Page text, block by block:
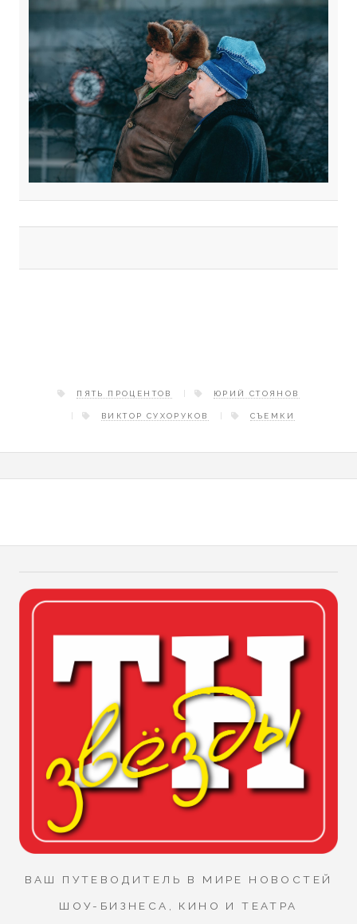
ПЯТЬ ПРОЦЕНТОВ ЮРИЙ СТОЯНОВ
ВИКТОР СУХОРУКОВ СЪЕМКИ
ВАШ ПУТЕВОДИТЕЛЬ В МИРЕ НОВОСТЕЙ
ШОУ-БИЗНЕСА, КИНО И ТЕАТРА